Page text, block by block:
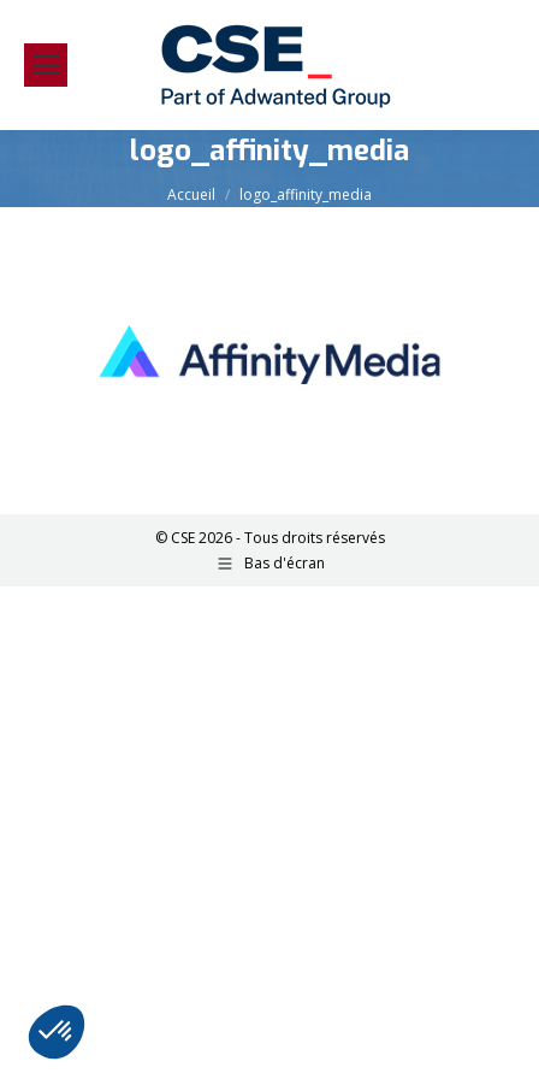
logo_affinity_media
Vous êtes ici :
Accueil logo_affinity_media
© CSE 2026 - Tous droits réservés
Bas d'écran